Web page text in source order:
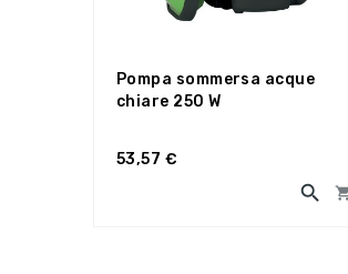
Pompa sommersa acque
chiare 250 W
53,57 €
